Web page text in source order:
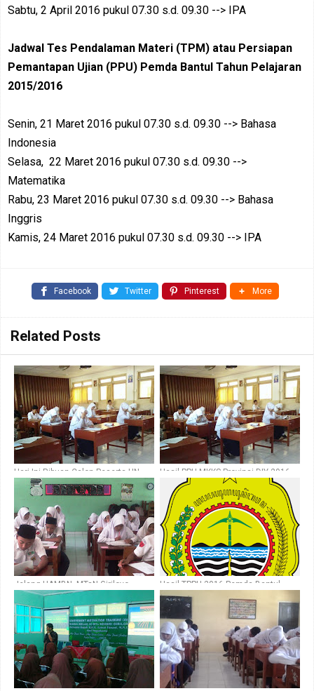
Sabtu, 2 April 2016 pukul 07.30 s.d. 09.30 --> IPA
Jadwal Tes Pendalaman Materi (TPM) atau Persiapan
Pemantapan Ujian (PPU) Pemda Bantul Tahun Pelajaran
2015/2016
Senin, 21 Maret 2016 pukul 07.30 s.d. 09.30 --> Bahasa
Indonesia
Selasa, 22 Maret 2016 pukul 07.30 s.d. 09.30 -->
Matematika
Rabu, 23 Maret 2016 pukul 07.30 s.d. 09.30 --> Bahasa
Inggris
Kamis, 24 Maret 2016 pukul 07.30 s.d. 09.30 --> IPA
Facebook Twitter Pinterest More
Related Posts
Hari Ini Ribuan Calon Peserta UN
DIY Ikuti PPU Provinsi DIY Putaran 1
Hasil PPU MKKS Provinsi DIY 2016
Putaran 1, SMP Negeri 5 Yogyakarta
Raih Nilai Rata-Rata Sekolah Terbaik
Jelang UAMBN, MTsN Giriloyo
Lakukan Try Out
Hasil TPPU 2016 Pemda Bantul
Diumumkan Hari Ini